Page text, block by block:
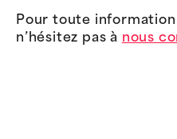
Pour toute
n’hésitez pas à nous